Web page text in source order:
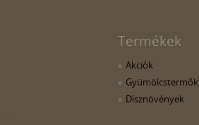
Termékek
Akciók
Gyümölcstermők
Dísznövények